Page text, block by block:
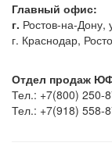
Главный офис:
г. Ростов-на-Дону,
г. Краснодар,
Отдел продаж
Тел.: +7(800) 250-
Тел.: +7(918) 558-